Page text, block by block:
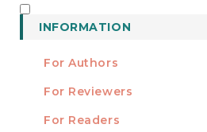
Submission
INFORMATION
For Authors
For Reviewers
For Readers